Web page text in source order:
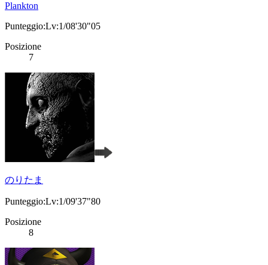
Plankton
Punteggio:Lv:1/08'30"05
Posizione
7
のりたま
Punteggio:Lv:1/09'37"80
Posizione
8